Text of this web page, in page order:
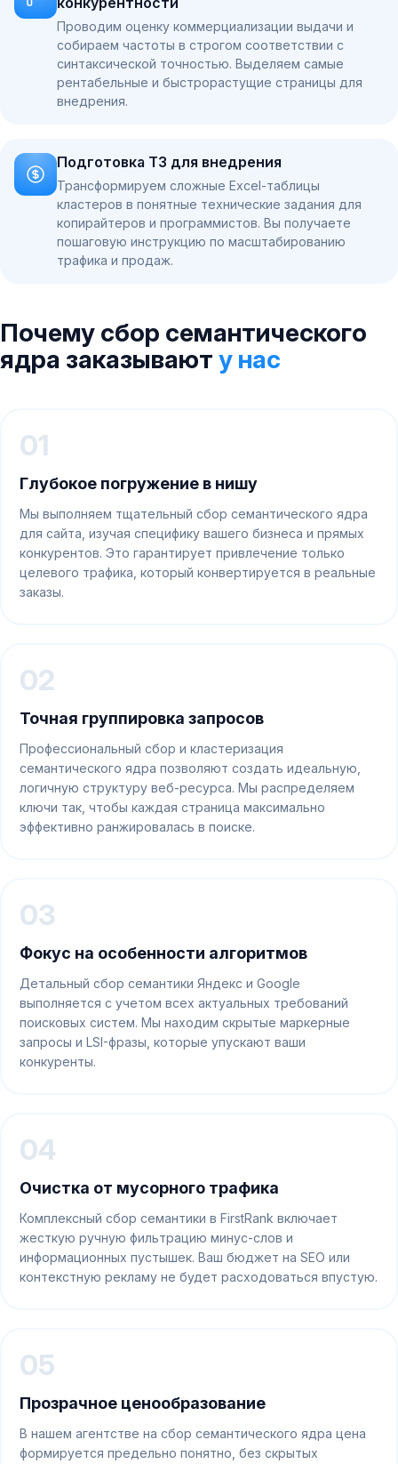
Проводим оценку коммерциализации выдачи и
собираем частоты в строгом соответствии с
синтаксической точностью. Выделяем самые
рентабельные и быстрорастущие страницы для
внедрения.
Подготовка ТЗ для внедрения
Трансформируем сложные Excel-таблицы
кластеров в понятные технические задания для
копирайтеров и программистов. Вы получаете
пошаговую инструкцию по масштабированию
трафика и продаж.
Почему сбор семантического
ядра заказывают у нас
01
Глубокое погружение в нишу
Мы выполняем тщательный сбор семантического ядра
для сайта, изучая специфику вашего бизнеса и прямых
конкурентов. Это гарантирует привлечение только
целевого трафика, который конвертируется в реальные
заказы.
02
Точная группировка запросов
Профессиональный сбор и кластеризация
семантического ядра позволяют создать идеальную,
логичную структуру веб-ресурса. Мы распределяем
ключи так, чтобы каждая страница максимально
эффективно ранжировалась в поиске.
03
Фокус на особенности алгоритмов
Детальный сбор семантики Яндекс и Google
выполняется с учетом всех актуальных требований
поисковых систем. Мы находим скрытые маркерные
запросы и LSI-фразы, которые упускают ваши
конкуренты.
04
Очистка от мусорного трафика
Комплексный сбор семантики в FirstRank включает
жесткую ручную фильтрацию минус-слов и
информационных пустышек. Ваш бюджет на SEO или
контекстную рекламу не будет расходоваться впустую.
05
Прозрачное ценообразование
В нашем агентстве на сбор семантического ядра цена
формируется предельно понятно, без скрытых